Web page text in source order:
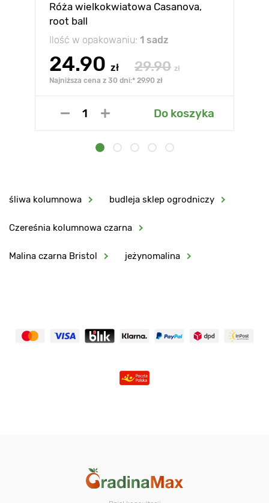
Róża wielkokwiatowa Casanova,
root ball
Ilość w opakowaniu: 1 sadz
24.90 zł 29.90 zł
Najniższa cena z 30 dni:* 29.90 zł
Do koszyka
śliwa kolumnowa budleja sklep ogrodniczy
Czereśnia kolumnowa czarna
Malina czarna Bristol jeżynomalina